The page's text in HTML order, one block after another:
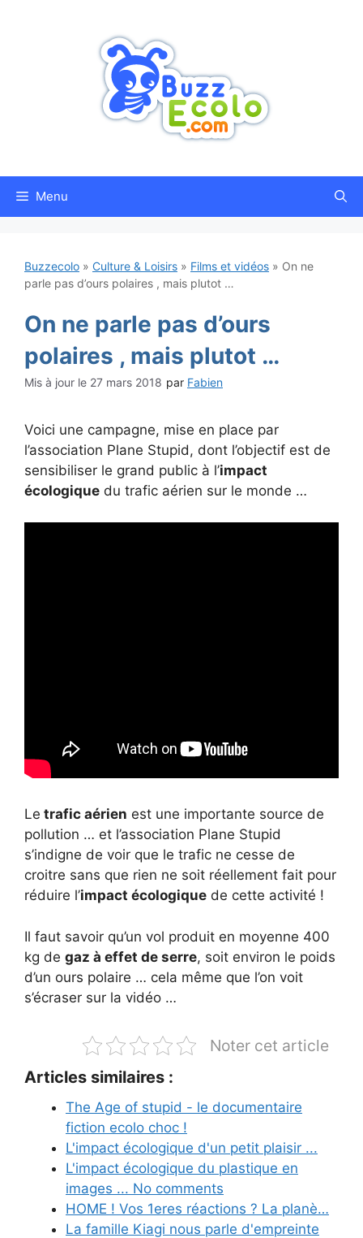
Menu
Buzzecolo » Culture & Loisirs » Films et vidéos » On ne
parle pas d’ours polaires , mais plutot …
On ne parle pas d’ours
polaires , mais plutot …
27 mars 2018 par Fabien
Voici une campagne, mise en place par
l’association Plane Stupid, dont l’objectif est de
sensibiliser le grand public à l’impact
écologique du trafic aérien sur le monde …
Le trafic aérien est une importante source de
pollution … et l’association Plane Stupid
s’indigne de voir que le trafic ne cesse de
croitre sans que rien ne soit réellement fait pour
réduire l’impact écologique de cette activité !
Il faut savoir qu’un vol produit en moyenne 400
kg de gaz à effet de serre, soit environ le poids
d’un ours polaire … cela même que l’on voit
s’écraser sur la vidéo …
Noter cet article
Articles similaires :
The Age of stupid - le documentaire
fiction ecolo choc !
L'impact écologique d'un petit plaisir ...
L'impact écologique du plastique en
images ... No comments
HOME ! Vos 1eres réactions ? La planè…
La famille Kiagi nous parle d'empreinte